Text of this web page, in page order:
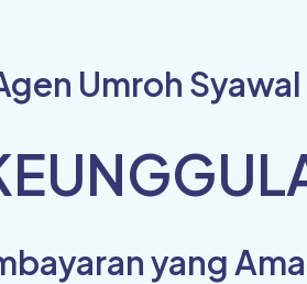
Umroh Syawal
yang